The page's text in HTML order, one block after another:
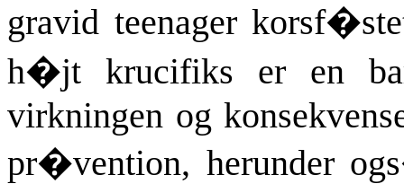
gravid teenager
h�jt krucifiks er en
virkningen og
pr�vention, herunder